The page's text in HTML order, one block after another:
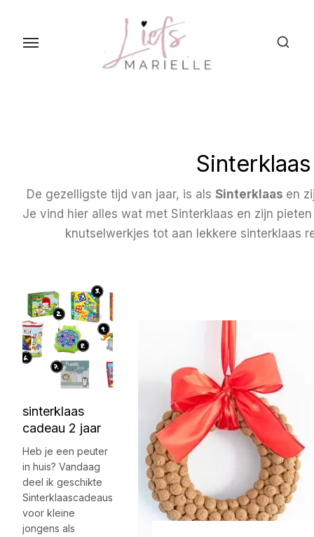
Sinterklaas
De gezelligste tijd van jaar, is als Sinterklaas en
Je vind hier alles wat met Sinterklaas en zijn
knutselwerkjes tot aan lekkere sinterklaas
sinterklaas
cadeau 2 jaar
Heb je een peuter
in huis? Vandaag
deel ik geschikte
Sinterklaascadeaus
voor kleine
jongens als